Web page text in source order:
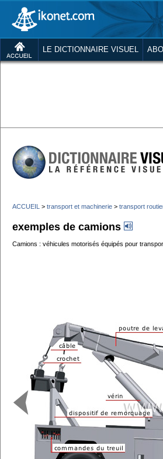
LE DICTIONNAIRE VISUEL
ACCUEIL > transport et machinerie > transport
exemples de camions
Camions : véhicules motorisés équipés pour